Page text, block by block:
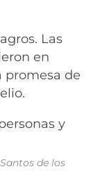
Las
en
promesa de
de los